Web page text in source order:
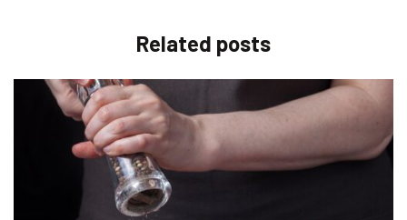
Related posts